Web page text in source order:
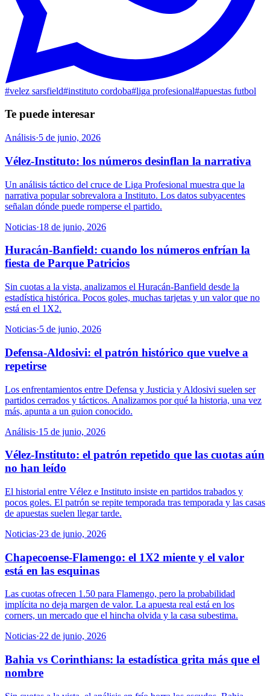
#velez sarsfield#instituto cordoba#liga profesional#apuestas futbol
Te puede interesar
Análisis·5 de junio, 2026
Vélez-Instituto: los números desinflan la narrativa
Un análisis táctico del cruce de Liga Profesional muestra que la
narrativa popular sobrevalora a Instituto. Los datos subyacentes
señalan dónde puede romperse el partido.
Noticias·18 de junio, 2026
Huracán-Banfield: cuando los números enfrían la
fiesta de Parque Patricios
Sin cuotas a la vista, analizamos el Huracán-Banfield desde la
estadística histórica. Pocos goles, muchas tarjetas y un valor que no
está en el 1X2.
Noticias·5 de junio, 2026
Defensa-Aldosivi: el patrón histórico que vuelve a
repetirse
Los enfrentamientos entre Defensa y Justicia y Aldosivi suelen ser
partidos cerrados y tácticos. Analizamos por qué la historia, una vez
más, apunta a un guion conocido.
Análisis·15 de junio, 2026
Vélez-Instituto: el patrón repetido que las cuotas aún
no han leído
El historial entre Vélez e Instituto insiste en partidos trabados y
pocos goles. El patrón se repite temporada tras temporada y las casas
de apuestas suelen llegar tarde.
Noticias·23 de junio, 2026
Chapecoense-Flamengo: el 1X2 miente y el valor
está en las esquinas
Las cuotas ofrecen 1.50 para Flamengo, pero la probabilidad
implícita no deja margen de valor. La apuesta real está en los
corners, un mercado que el hincha olvida y la casa subestima.
Noticias·22 de junio, 2026
Bahia vs Corinthians: la estadística grita más que el
nombre